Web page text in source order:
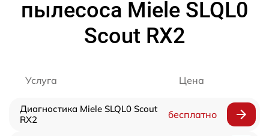
пылесоса Miele SLQL0
Scout RX2
Услуга Цена
Диагностика Miele SLQL0 Scout
RX2
бесплатно